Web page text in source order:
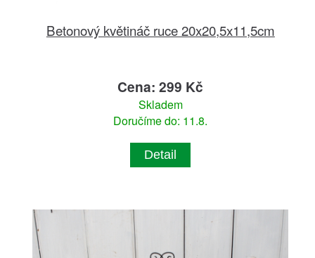
Betonový květináč ruce 20x20,5x11,5cm
Cena: 299 Kč
Skladem
Doručíme do: 11.8.
Detail